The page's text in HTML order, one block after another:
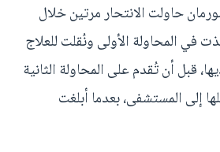
حاولت الانتحار مرتين خلال
في المحاولة الأولى ونُقلت للعلاج
قبل أن تُقدم على المحاولة الثانية
إلى المستشفى، بعدما أبلغت